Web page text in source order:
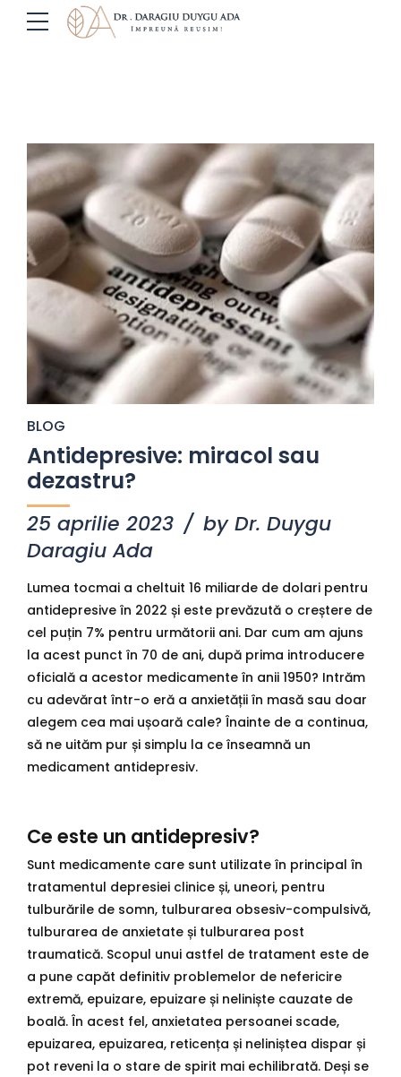
BLOG
Antidepresive: miracol sau
dezastru?
25 aprilie 2023
by Dr. Duygu
Daragiu Ada
Lumea tocmai a cheltuit 16 miliarde de dolari pentru
antidepresive în 2022 și este prevăzută o creștere de
cel puțin 7% pentru următorii ani. Dar cum am ajuns
la acest punct în 70 de ani, după prima introducere
oficială a acestor medicamente în anii 1950? Intrăm
cu adevărat într-o eră a anxietății în masă sau doar
alegem cea mai ușoară cale? Înainte de a continua,
să ne uităm pur și simplu la ce înseamnă un
medicament antidepresiv.
Ce este un antidepresiv?
Sunt medicamente care sunt utilizate în principal în
tratamentul depresiei clinice și, uneori, pentru
tulburările de somn, tulburarea obsesiv-compulsivă,
tulburarea de anxietate și tulburarea post
traumatică. Scopul unui astfel de tratament este de
a pune capăt definitiv problemelor de nefericire
extremă, epuizare, epuizare și neliniște cauzate de
boală. În acest fel, anxietatea persoanei scade,
epuizarea, epuizarea, reticența și neliniștea dispar și
pot reveni la o stare de spirit mai echilibrată. Deși se